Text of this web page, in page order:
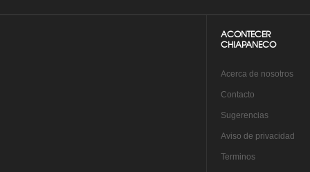
ACONTECER
CHIAPANECO
Acerca de nosotros
Contacto
Sugerencias
Aviso de privacidad
Terminos